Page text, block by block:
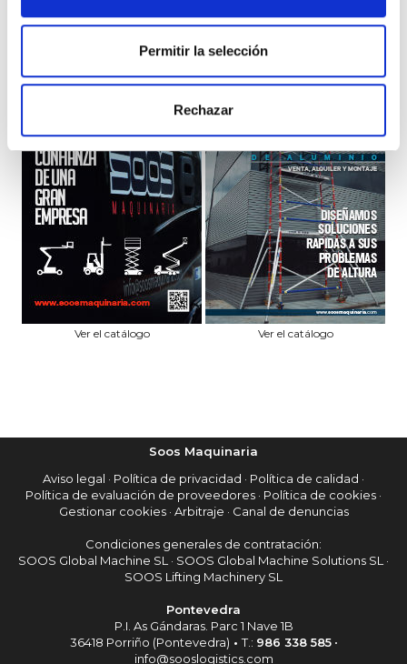
Permitir la selección
Rechazar
ELÉCTRICA
ELÉCTRICA
Ver el catálogo Ver el catálogo
Soos Maquinaria
Aviso legal · Política de privacidad · Política de calidad ·
Política de evaluación de proveedores · Política de cookies ·
Gestionar cookies· Arbitraje · Canal de denuncias
Condiciones generales de contratación:
SOOS Global Machine SL · SOOS Global Machine Solutions SL ·
SOOS Lifting Machinery SL
Pontevedra
P.I. As Gándaras. Parc 1 Nave 1B
36418 Porriño (Pontevedra) •T.: 986 338 585•
info@sooslogistics.com